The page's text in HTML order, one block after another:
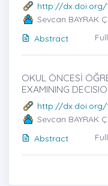
http://dx.doi.org/
Sevcan BAYRAK
Abstract
OKUL ÖNCESİ
EXAMINING
http://dx.doi.org/
Sevcan BAYRAK
Abstract